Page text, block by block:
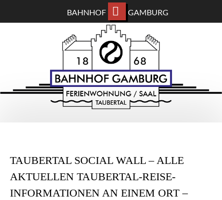
BAHNHOF GAMBURG
BAHNHOF GAMBURG
Ferienwohnung und Eventsaal im Taubertal
TAUBERTAL SOCIAL WALL – ALLE
AKTUELLEN TAUBERTAL-REISE-
INFORMATIONEN AN EINEM ORT –